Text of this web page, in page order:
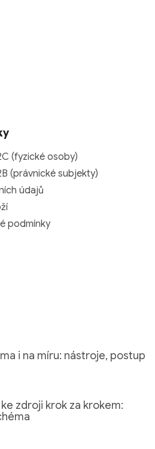
(fyzické osoby)
(právnické subjekty)
údajů
podmínky
i na míru: nástroje, postup
zdroji krok za krokem: